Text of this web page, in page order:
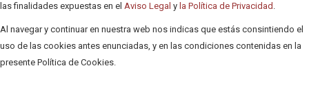
las finalidades expuestas en el Aviso Legal y la Política de Privacidad .
Al navegar y continuar en nuestra web nos indicas que estás consintiendo el
uso de las cookies antes enunciadas, y en las condiciones contenidas en la
presente Política de Cookies.